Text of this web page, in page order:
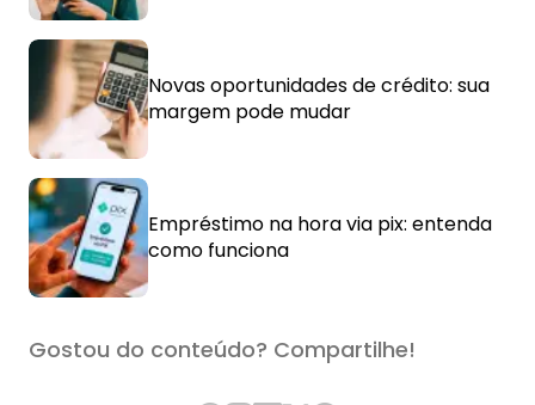
Novas oportunidades de crédito: sua
margem pode mudar
Empréstimo na hora via pix: entenda
como funciona
Gostou do conteúdo? Compartilhe!